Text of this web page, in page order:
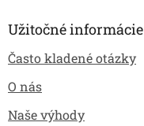
Užitočné informácie
Často kladené otázky
O nás
Naše výhody